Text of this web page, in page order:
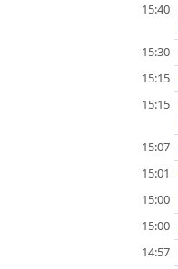
15:40
15:30
15:15
15:15
15:07
15:01
15:00
15:00
14:57